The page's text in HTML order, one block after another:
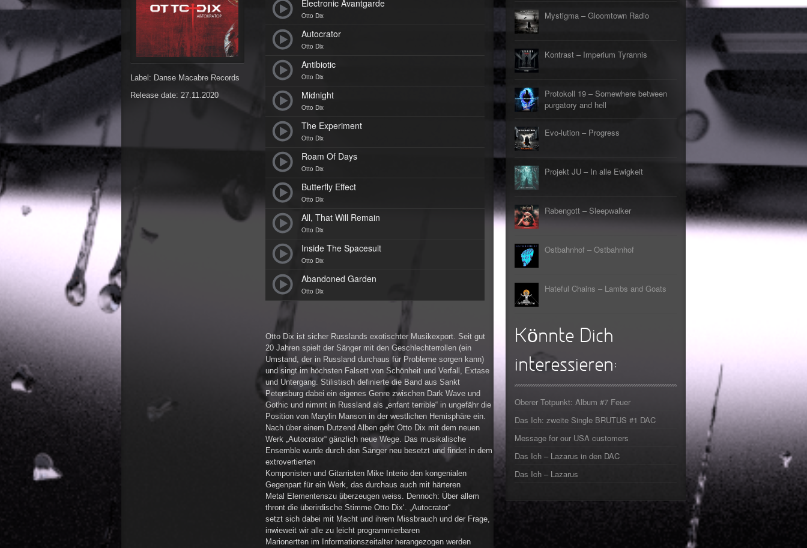
► Zeit verfliegt
Oberer Totpunkt
► Untergehen
Oberer Totpunkt
► Geisterfahrt
► Gevatter Tod
Oberer Totpunkt
►
►
►
►
►
►
►
►
►
►
Label: Danse Macabre Records
Release date: 27.11.2020
Electronic Avantgarde
Otto Dix
Autocrator
Otto Dix
Antibiotic
Otto Dix
Midnight
Otto Dix
The Experiment
Otto Dix
Roam Of Days
Otto Dix
Butterfly Effect
Otto Dix
All, That Will Remain
Otto Dix
Inside The Spacesuit
Otto Dix
Abandoned Garden
Otto Dix
Otto Dix ist sicher Russlands exotischter Musikexport. Seit gut
20 Jahren spielt der Sänger mit den Geschlechterrollen (ein
Umstand, der in Russland durchaus für Probleme sorgen kann)
und singt im höchsten Falsett von Schönheit und Verfall, Extase
und Untergang. Stilistisch definierte die Band aus Sankt
Petersburg dabei ein eigenes Genre zwischen Dark Wave und
Gothic und nimmt in Russland als „enfant terrible“ in ungefähr die
Position von Marylin Manson in der westlichen Hemisphäre ein.
Nach über einem Dutzend Alben geht Otto Dix mit dem neuen
Werk „Autocrator“ gänzlich neue Wege. Das musikalische
Ensemble wurde durch den Sänger neu besetzt und findet in dem
extrovertierten
Komponisten und Gitarristen Mike Interio den kongenialen
Gegenpart für ein Werk, das durchaus auch mit härteren
Metal Elementenszu überzeugen weiss. Dennoch: Über allem
thront die überirdische Stimme Otto Dix‘. „Autocrator“
setzt sich dabei mit Macht und ihrem Missbrauch und der Frage,
inwieweit wir alle zu leicht programmierbaren
Marionertten im Informationszeitalter herangezogen werden
Mystigma – Gloomtown Radio
Kontrast – Imperium Tyrannis
Protokoll 19 – Somewhere between
purgatory and hell
Evo-lution – Progress
Projekt JU – In alle Ewigkeit
Rabengott – Sleepwalker
Ostbahnhof – Ostbahnhof
Hateful Chains – Lambs and Goats
Könnte Dich
interessieren:
Oberer Totpunkt: Album #7 Feuer
Das Ich: zweite Single BRUTUS #1 DAC
Message for our USA customers
Das Ich – Lazarus in den DAC
Das Ich – Lazarus